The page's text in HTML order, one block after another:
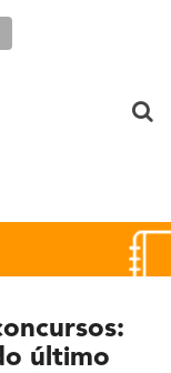
último